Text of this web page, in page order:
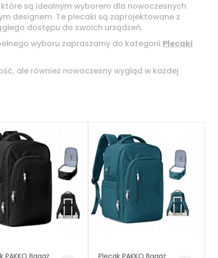
które są idealnym wyborem dla nowoczesnych
designem. Te plecaki są zaprojektowane z
dostępu do swoich urządzeń.
wyboru zapraszamy do kategorii Plecaki
ale również nowoczesny wygląd w każdej